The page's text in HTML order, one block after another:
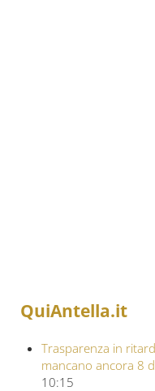
QuiAntella.it
Trasparenza in
mancano ancora 8
10:15